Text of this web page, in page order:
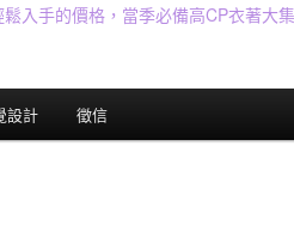
入手的價格，當季必備高CP衣著大
設計 徵信